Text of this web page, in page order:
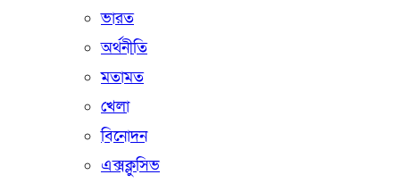
ভারত
অর্থনীতি
মতামত
খেলা
বিনোদন
এক্সক্লুসিভ